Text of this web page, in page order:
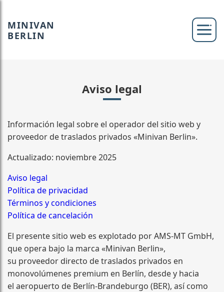
MINIVAN
BERLIN
Aviso legal
Información legal sobre el operador del sitio web y
proveedor de traslados privados «Minivan Berlin».
Actualizado: noviembre 2025
Aviso legal
Política de privacidad
Términos y condiciones
Política de cancelación
El presente sitio web es explotado por AMS-MT GmbH,
que opera bajo la marca «Minivan Berlin»,
su proveedor directo de traslados privados en
monovolúmenes premium en Berlín, desde y hacia
el aeropuerto de Berlín-Brandeburgo (BER), así como